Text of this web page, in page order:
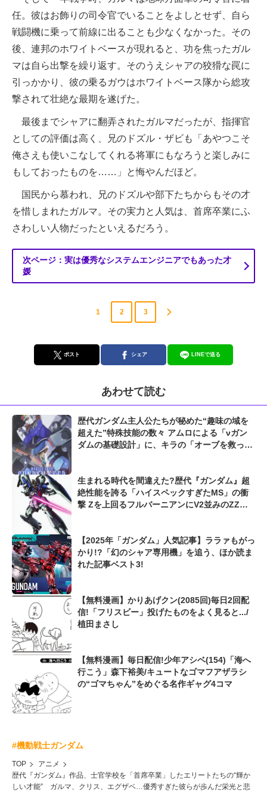
任。彼はお飾りの司令官でいることをよしとせず、自ら
戦闘機に乗って前線に出ることも少なくなかった。その
後、連邦のホワイトベースが現れると、功を焦ったガル
マは自ら出撃を繰り返す。そのうえシャアの狡猾な罠に
引っかかり、彼の乗るガウはホワイトベース隊から総攻
撃されて壮絶な最期を遂げた。
最後までシャアに翻弄されたガルマだったが、指揮官
としての評価は高く、兄のドズル・ザビも「あやつこそ
俺さえも使いこなしてくれる将軍にもなろうと楽しみに
もしておったものを……」と悔やんだほど。
国民から慕われ、兄のドズルや部下たちからもその才
を惜しまれたガルマ。その実力と人気は、首席卒業にふ
さわしい人物だったといえるだろう。
次ページ：実は優秀なシステムエンジニアでもあった才
媛
1 2 3
ポスト シェア LINEで送る
あわせて読む
歴代ガンダム主人公たちが秘めた“趣味の域を
超えた”特殊技能の数々 アムロによる「νガン
ダムの基礎設計」に、キラの「オーブを救った
生まれる時代を間違えた?歴代『ガンダム』超
絶性能を誇る「ハイスペックすぎたMS」の衝
撃 Zを上回るフルバーニアンにV2並みのZZガ
【2025年「ガンダム」人気記事】ララァもがっ
かり!?「幻のシャア専用機」を追う、ほか読ま
れた記事ベスト3!
【無料漫画】かりあげクン(2085回)毎日2回配
信!「フリスビー」投げたものをよく見ると.../
植田まさし
【無料漫画】毎日配信!少年アシベ(154)「海へ
行こう」森下裕美/キュートなゴマフアザラシ
の“ゴマちゃん”をめぐる名作ギャグ4コマ
#機動戦士ガンダム
TOP
アニメ
歴代『ガンダム』作品、士官学校を「首席卒業」したエリートたちの“輝か
しい才能” ガルマ、クリス、エグザベ…優秀すぎた彼らが歩んだ栄光と悲